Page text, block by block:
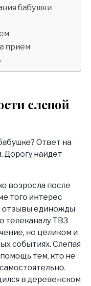
бабушки
прием
слепой
Ответ на
Дорогу найдет
возросла после
того интерес
отзывы единожды
телеканалу ТВ3
но целиком и
событиях. Слепая
тем, кто не
в деревенском